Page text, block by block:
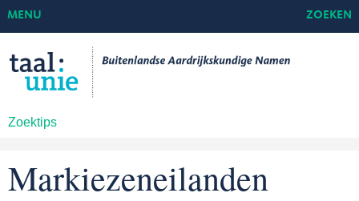
Zoektips
MENU ZOEKEN
Markiezeneilanden